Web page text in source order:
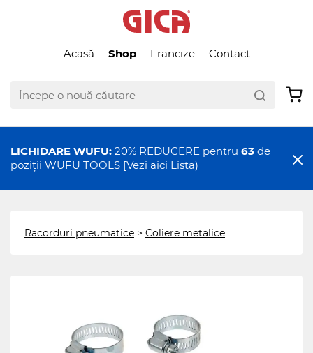
Acasă Shop Francize Contact
LICHIDARE WUFU: 20% REDUCERE pentru 63 de
poziții WUFU TOOLS [Vezi aici Lista)
Racorduri pneumatice > Coliere metalice